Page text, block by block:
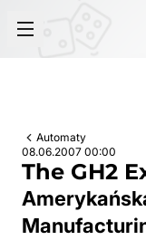
Automaty
08.06.2007 00:00
The GH2